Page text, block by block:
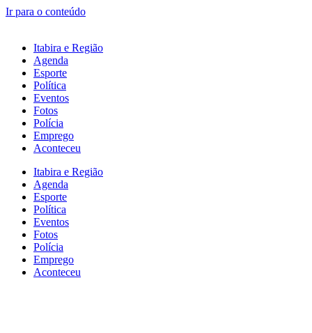
Ir para o conteúdo
Itabira e Região
Agenda
Esporte
Política
Eventos
Fotos
Polícia
Emprego
Aconteceu
Itabira e Região
Agenda
Esporte
Política
Eventos
Fotos
Polícia
Emprego
Aconteceu